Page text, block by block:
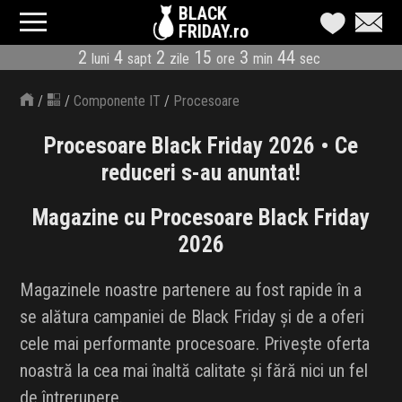
BLACK
FRIDAY.ro
2 luni 4 sapt 2 zile 15 ore 3 min 44 sec
CATEGORII
MAGAZINE
ÎNSCRIE MAGAZIN
CODURI REDUCERE
CÂND E BLACK FRIDAY
ABONARE NEWSLETTER
/ /Componente IT / Procesoare
Procesoare Black Friday 2026 • Ce
reduceri s-au anuntat!
Magazine cu Procesoare Black Friday
2026
Magazinele noastre partenere au fost rapide în a
se alătura campaniei de Black Friday și de a oferi
cele mai performante procesoare. Privește oferta
noastră la cea mai înaltă calitate și fără nici un fel
de întrerupere.